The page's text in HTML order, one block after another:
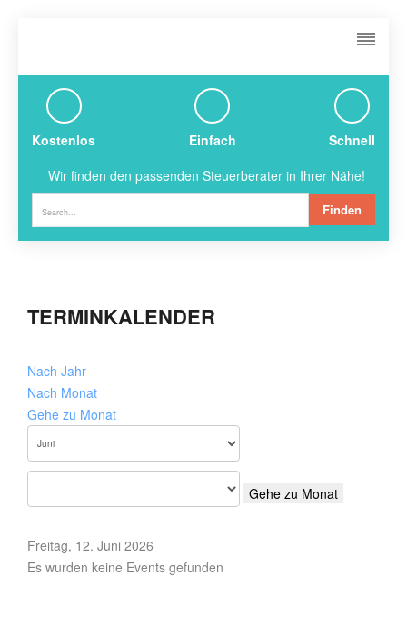
Kostenlos Einfach
Schnell
Wir finden den passenden Steuerberater in Ihrer Nähe!
Finden
TERMINKALENDER
Nach Jahr
Nach Monat
Gehe zu Monat
Gehe zu Monat
Freitag, 12. Juni 2026
Es wurden keine Events gefunden